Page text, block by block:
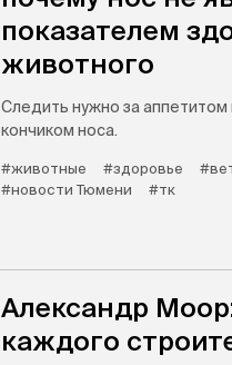
показателем
животного
Следить нужно за аппетитом
кончиком носа.
#животные #здоровье
#новости Тюмени
#тк
Александр
каждого